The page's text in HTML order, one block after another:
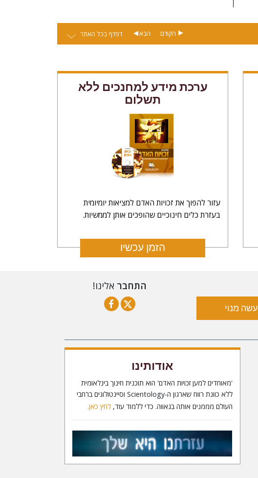
הבא הקודם דפדף בכל האתר
ערכת מידע למחנכים ללא
תשלום
עזור להפוך את זכויות האדם למציאות יומיומית
בעזרת כלים חינוכיים שהופכים אותן לממשיות.
הזמן עכשיו
עשה מנוי
התחבר אלינו!
אודותינו
'מאוחדים למען זכויות האדם' הוא תוכנית חינוך בינלאומית
ללא כוונת רווח שארגון ה-Scientology וסיינטולוגים ברחבי
העולם מממנים אותה בגאווה. כדי ללמוד עוד,לחץ כאן.